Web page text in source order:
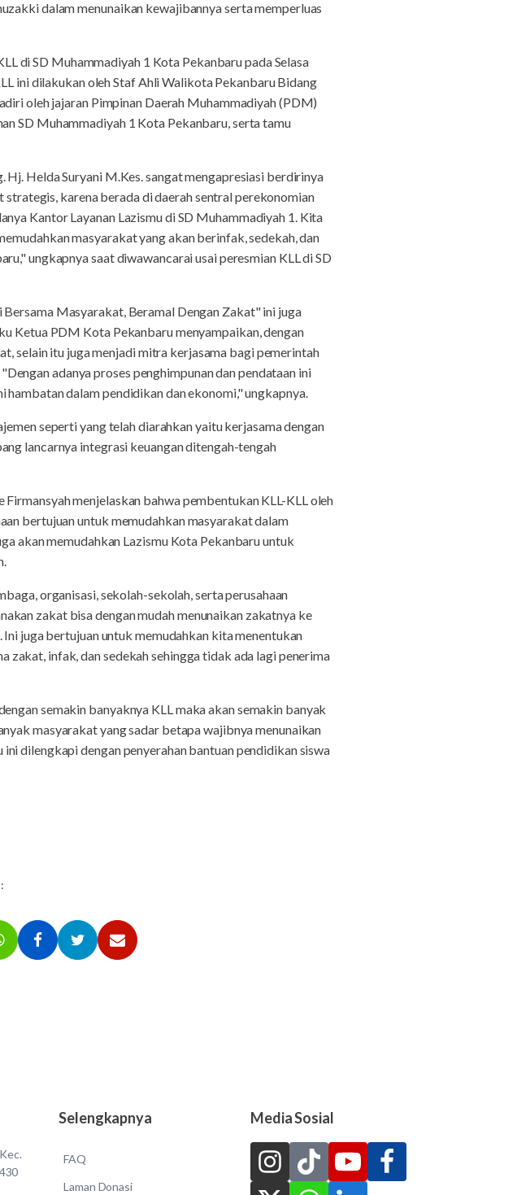
dalam menunaikan kewajibannya serta memperluas
di SD Muhammadiyah 1 Kota Pekanbaru pada Selasa
ini dilakukan oleh Staf Ahli Walikota Pekanbaru Bidang
oleh jajaran Pimpinan Daerah Muhammadiyah (PDM)
SD Muhammadiyah 1 Kota Pekanbaru, serta tamu
Helda Suryani M.Kes. sangat mengapresiasi berdirinya
karena berada di daerah sentral perekonomian
Kantor Layanan Lazismu di SD Muhammadiyah 1. Kita
masyarakat yang akan berinfak, sedekah, dan
ungkapnya saat diwawancarai usai peresmian KLL di SD
Masyarakat, Beramal Dengan Zakat" ini juga
Ketua PDM Kota Pekanbaru menyampaikan, dengan
selain itu juga menjadi mitra kerjasama bagi pemerintah
adanya proses penghimpunan dan pendataan ini
dalam pendidikan dan ekonomi," ungkapnya.
seperti yang telah diarahkan yaitu kerjasama dengan
lancarnya integrasi keuangan ditengah-tengah
menjelaskan bahwa pembentukan KLL-KLL oleh
bertujuan untuk memudahkan masyarakat dalam
akan memudahkan Lazismu Kota Pekanbaru untuk
organisasi, sekolah-sekolah, serta perusahaan
zakat bisa dengan mudah menunaikan zakatnya ke
juga bertujuan untuk memudahkan kita menentukan
infak, dan sedekah sehingga tidak ada lagi penerima
semakin banyaknya KLL maka akan semakin banyak
masyarakat yang sadar betapa wajibnya menunaikan
dilengkapi dengan penyerahan bantuan pendidikan siswa
Selengkapnya
FAQ
Laman Donasi
Media Sosial